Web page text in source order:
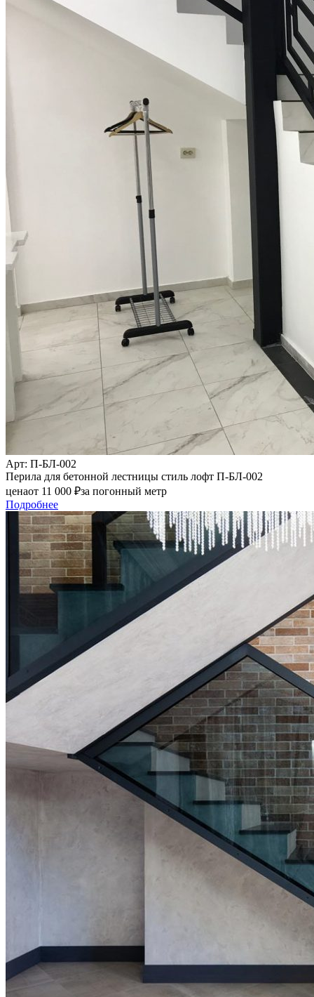
Арт: П-БЛ-002
Перила для бетонной лестницы стиль лофт П-БЛ-002
ценаот 11 000 ₽за погонный метр
Подробнее